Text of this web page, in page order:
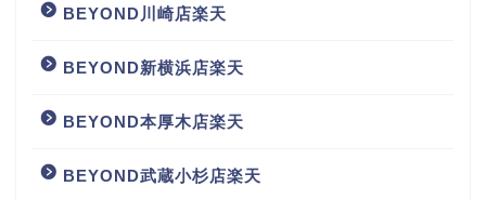
BEYOND川崎店楽天
BEYOND新横浜店楽天
BEYOND本厚木店楽天
BEYOND武蔵小杉店楽天